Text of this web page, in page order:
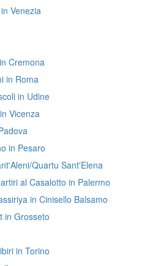
Venezia
Cremona
in Roma
in Udine
Vicenza
in Pesaro
Quartu Sant'Elena
al Casalotto in Palermo
in Cinisello Balsamo
in Grosseto
in Torino